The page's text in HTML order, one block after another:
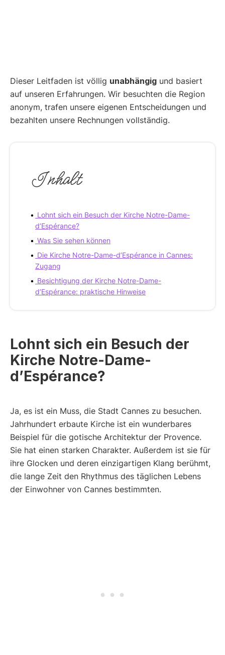
Dieser Leitfaden ist völlig unabhängig und basiert
auf unseren Erfahrungen. Wir besuchten die Region
anonym, trafen unsere eigenen Entscheidungen und
bezahlten unsere Rechnungen vollständig.
Inhalt
Lohnt sich ein Besuch der Kirche Notre-Dame-
d’Espérance?
Was Sie sehen können
Die Kirche Notre-Dame-d’Espérance in Cannes:
Zugang
Besichtigung der Kirche Notre-Dame-
d’Espérance: praktische Hinweise
Lohnt sich ein Besuch der
Kirche Notre-Dame-
d’Espérance?
Ja, es ist ein Muss, die Stadt Cannes zu besuchen.
Jahrhundert erbaute Kirche ist ein wunderbares
Beispiel für die gotische Architektur der Provence.
Sie hat einen starken Charakter. Außerdem ist sie für
ihre Glocken und deren einzigartigen Klang berühmt,
die lange Zeit den Rhythmus des täglichen Lebens
der Einwohner von Cannes bestimmten.